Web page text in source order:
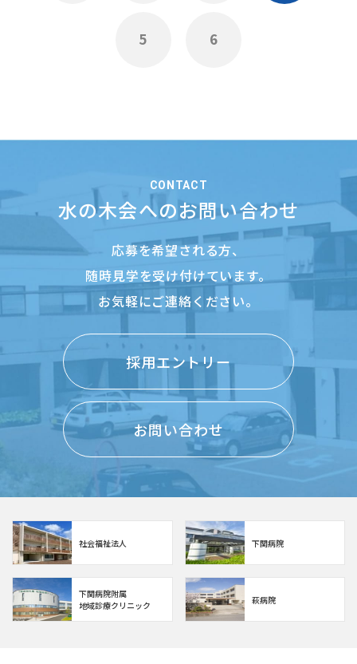
5 6
CONTACT
水の木会へのお問い合わせ
応募を希望される方、
随時見学を受け付けています。
お気軽にご連絡ください。
採用エントリー
お問い合わせ
社会福祉法人 下関病院
下関病院附属
地域診療クリニック
萩病院